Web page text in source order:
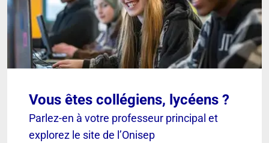
Vous êtes collégiens, lycéens ?
Parlez-en à votre professeur principal et
explorez le site de l’Onisep